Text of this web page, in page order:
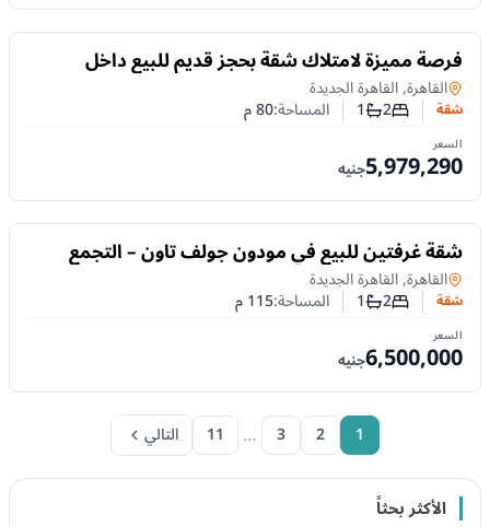
للبيع
فرصة مميزة لامتلاك شقة بحجز قديم للبيع داخل
مدينتي – المرحلة B14
شقةفي
القاهرة, القاهرة الجديدة
شقة عدد غرف النوم
2عدد الحمامات
1 المساحة:80م
السعر
5,979,290جنيه
للبيع
شقة غرفتين للبيع في مودون جولف تاون – التجمع
الخامس | 115متر
شقةفي
القاهرة, القاهرة الجديدة
شقة عدد غرف النوم
2عدد الحمامات
1 المساحة:115م
السعر
6,500,000جنيه
1
2
3
…
11 التالي
الأكثر بحثاً